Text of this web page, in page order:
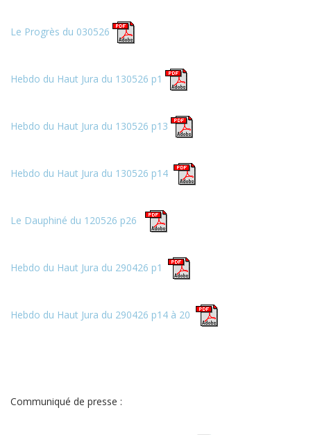
Le Progrès du 030526
Hebdo du Haut Jura du 130526 p1
Hebdo du Haut Jura du 130526 p13
Hebdo du Haut Jura du 130526 p14
Le Dauphiné du 120526 p26
Hebdo du Haut Jura du 290426 p1
Hebdo du Haut Jura du 290426 p14 à 20
Communiqué de presse :